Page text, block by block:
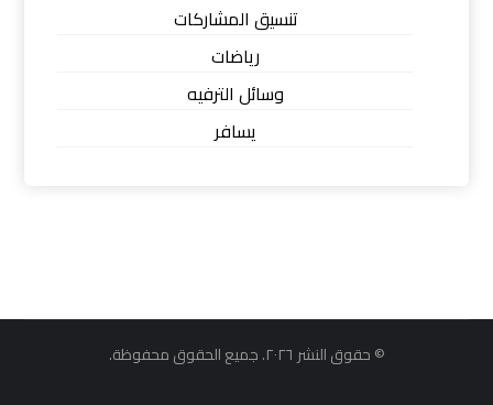
تنسيق المشاركات
رياضات
وسائل الترفيه
يسافر
© حقوق النشر ٢٠٢٦. جميع الحقوق محفوظة.